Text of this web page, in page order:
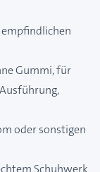
Gummi, für
oder sonstigen
Schuhwerk